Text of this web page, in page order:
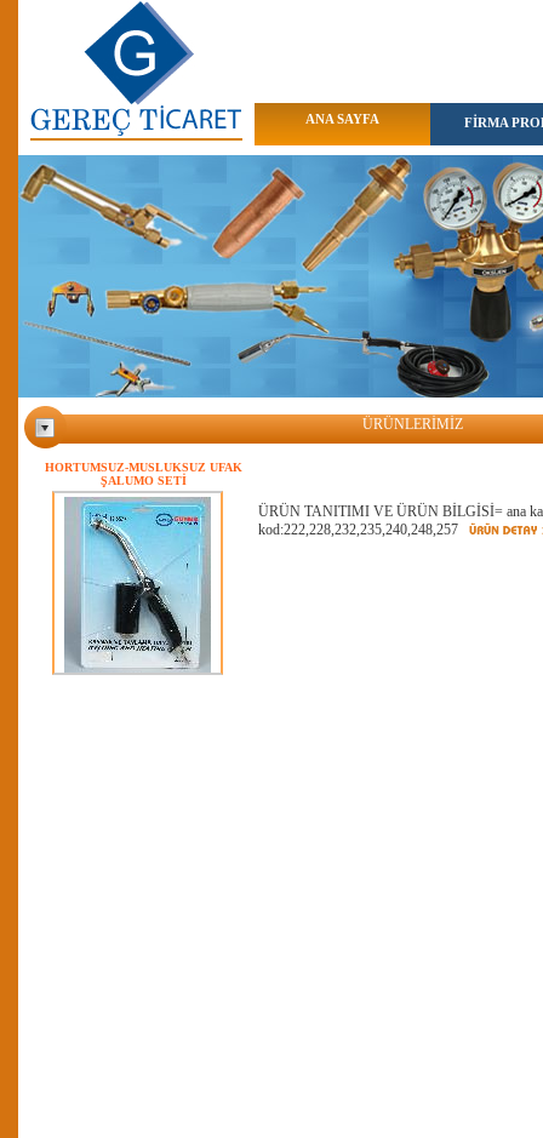
ANA SAYFA FİRMA
ÜRÜNLERİMİZ
HORTUMSUZ-MUSLUKSUZ UFAK
ŞALUMO SETİ
ÜRÜN TANITIMI VE ÜRÜN BİLGİSİ= ana
kod:222,228,232,235,240,248,257